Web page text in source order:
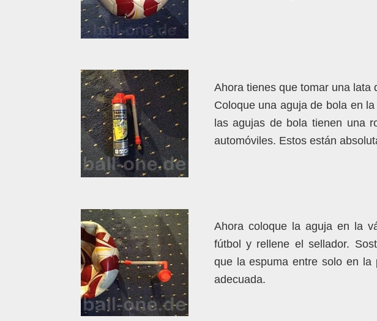
Ahora tienes que tomar una lata
Coloque una aguja de bola en
las agujas de bola tienen una
automóviles. Estos están
Ahora coloque la aguja en la
fútbol y rellene el sellador.
que la espuma entre solo en la
adecuada.